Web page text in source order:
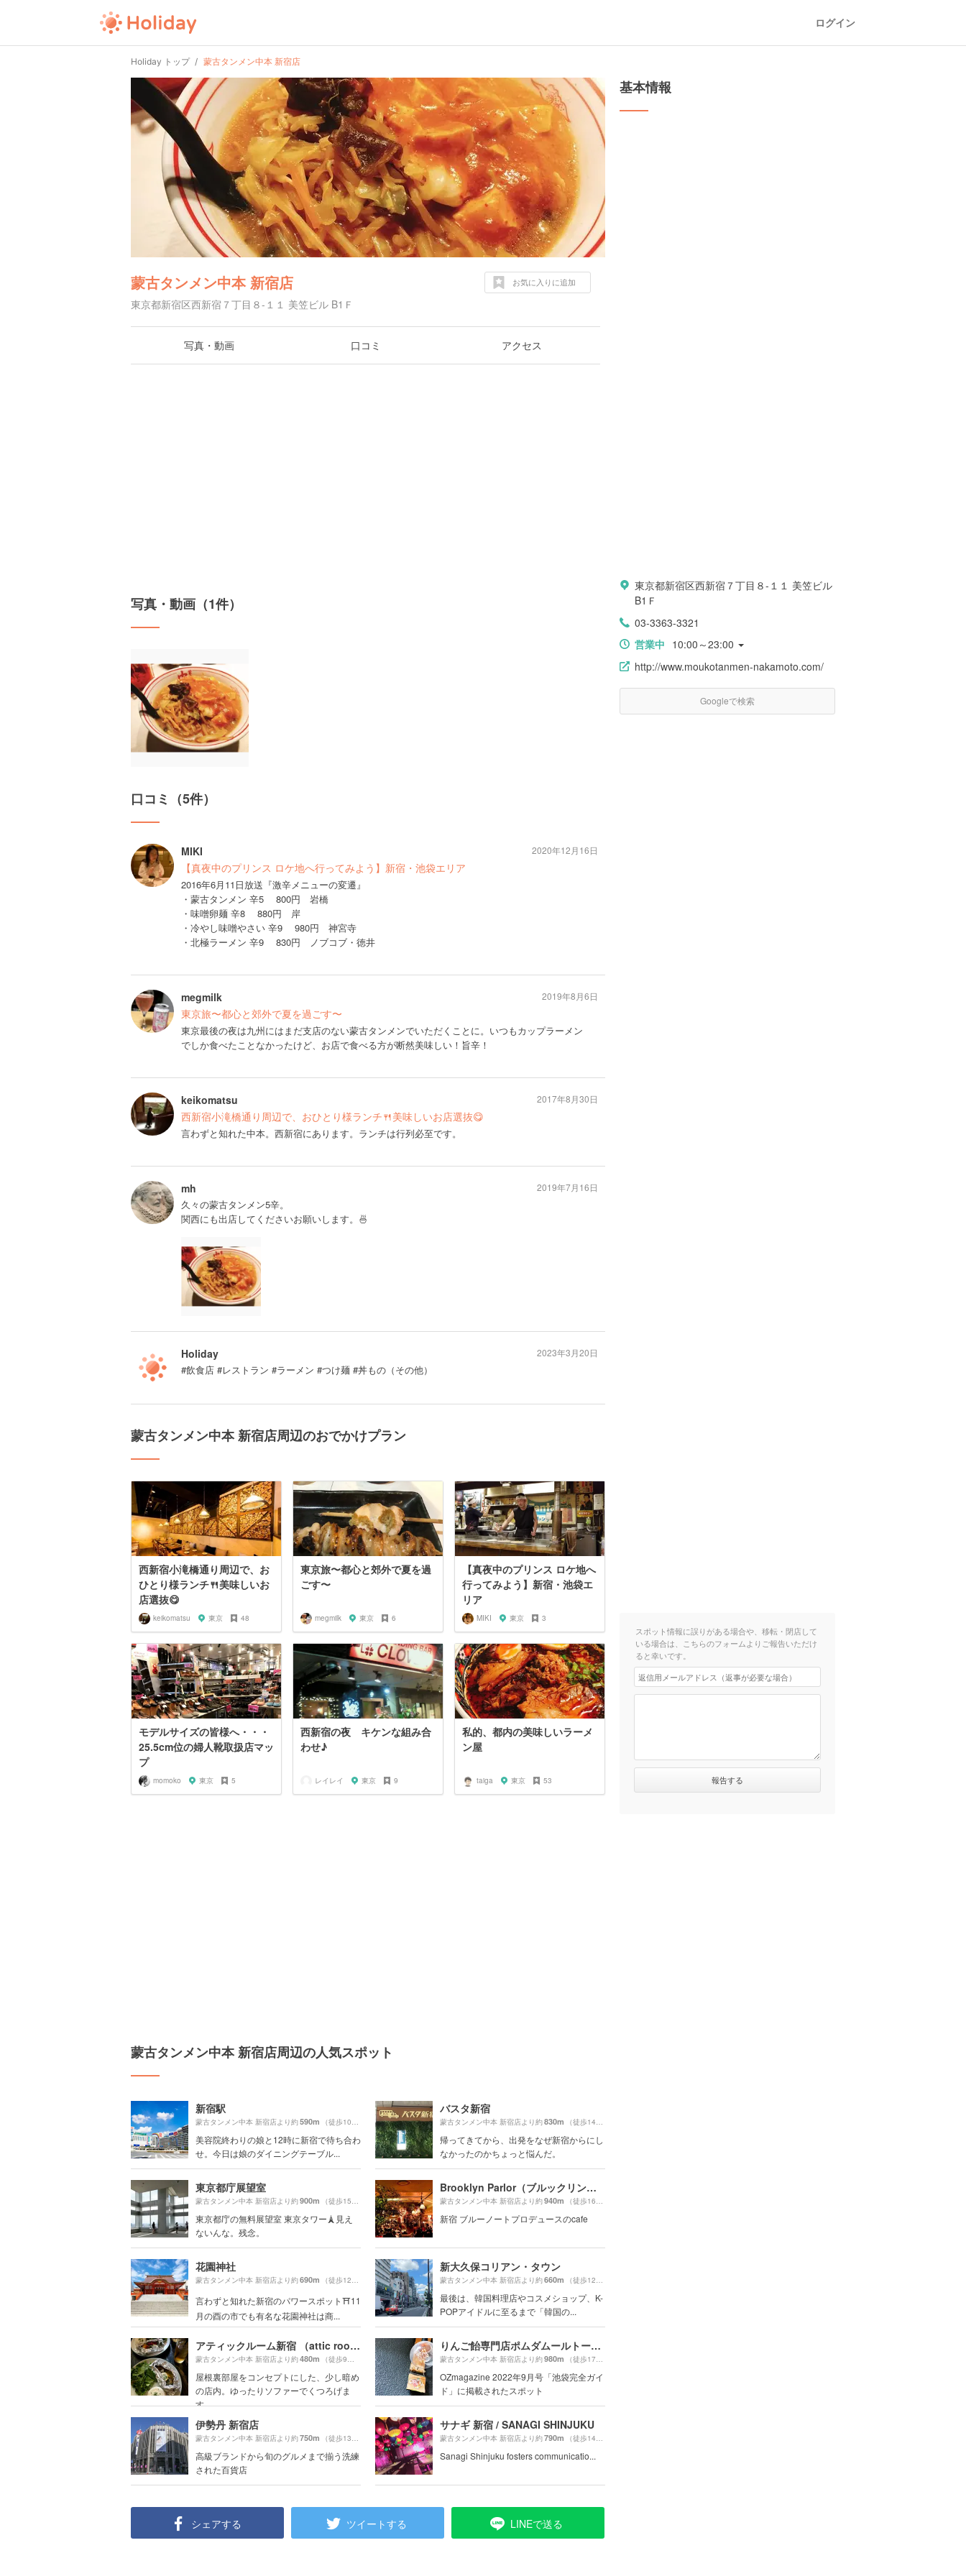
ログイン
Holiday トップ 蒙古タンメン中本 新宿店
蒙古タンメン中本 新宿店
東京都新宿区西新宿７丁目８-１１ 美笠ビル B1Ｆ
お気に入りに追加
写真・動画 口コミ アクセス
写真・動画（1件）
口コミ（5件）
MIKI
【真夜中のプリンス ロケ地へ行ってみよう】新宿・池袋エリア
2016年6月11日放送『激辛メニューの変遷』
・蒙古タンメン 辛5 800円 岩橋
・味噌卵麺 辛8 880円 岸
・冷やし味噌やさい 辛9 980円 神宮寺
・北極ラーメン 辛9 830円 ノブコブ・徳井
2020年12月16日
megmilk
東京旅〜都心と郊外で夏を過ごす〜
東京最後の夜は九州にはまだ支店のない蒙古タンメンでいただくことに。いつもカップラーメン
でしか食べたことなかったけど、お店で食べる方が断然美味しい！旨辛！
2019年8月6日
keikomatsu
西新宿小滝橋通り周辺で、おひとり様ランチ🍴美味しいお店選抜😋
言わずと知れた中本。西新宿にあります。ランチは行列必至です。
2017年8月30日
mh
久々の蒙古タンメン5辛。
関西にも出店してくださいお願いします。🍜
2019年7月16日
Holiday
#飲食店 #レストラン #ラーメン #つけ麺 #丼もの（その他）
2023年3月20日
蒙古タンメン中本 新宿店周辺のおでかけプラン
西新宿小滝橋通り周辺で、お
ひとり様ランチ🍴美味しいお
店選抜😋
keikomatsu 東京 48
東京旅〜都心と郊外で夏を過
ごす〜
megmilk 東京 6
【真夜中のプリンス ロケ地へ
行ってみよう】新宿・池袋エ
リア
MIKI 東京 3
モデルサイズの皆様へ・・・
25.5cm位の婦人靴取扱店マッ
プ
momoko 東京 5
西新宿の夜 キケンな組み合
わせ♪
レイレイ 東京 9
私的、都内の美味しいラーメ
ン屋
taiga 東京 53
蒙古タンメン中本 新宿店周辺の人気スポット
新宿駅
蒙古タンメン中本 新宿店より約590m （徒歩10分）
美容院終わりの娘と12時に新宿で待ち合わ
せ。今日は娘のダイニングテーブル...
バスタ新宿
蒙古タンメン中本 新宿店より約830m （徒歩14分）
帰ってきてから、出発をなぜ新宿からにし
なかったのかちょっと悩んだ。
東京都庁展望室
蒙古タンメン中本 新宿店より約900m （徒歩15分）
東京都庁の無料展望室 東京タワー🗼見え
ないんな。残念。
Brooklyn Parlor（ブルックリンパーラー）
蒙古タンメン中本 新宿店より約940m （徒歩16分）
新宿 ブルーノートプロデュースのcafe
花園神社
蒙古タンメン中本 新宿店より約690m （徒歩12分）
言わずと知れた新宿のパワースポット⛩11
月の酉の市でも有名な花園神社は商...
新大久保コリアン・タウン
蒙古タンメン中本 新宿店より約660m （徒歩12分）
最後は、韓国料理店やコスメショップ、K-
POPアイドルに至るまで「韓国の...
アティックルーム新宿 （attic room SHINJUKU）
蒙古タンメン中本 新宿店より約480m （徒歩9分）
屋根裏部屋をコンセプトにした、少し暗め
の店内。ゆったりソファーでくつろげま
す。
りんご飴専門店ポムダムールトーキョー
蒙古タンメン中本 新宿店より約980m （徒歩17分）
OZmagazine 2022年9月号「池袋完全ガイ
ド」に掲載されたスポット
伊勢丹 新宿店
蒙古タンメン中本 新宿店より約750m （徒歩13分）
高級ブランドから旬のグルメまで揃う洗練
された百貨店
サナギ 新宿 / SANAGI SHINJUKU
蒙古タンメン中本 新宿店より約790m （徒歩14分）
Sanagi Shinjuku fosters communicatio...
シェアする ツイートする LINEで送る
基本情報
東京都新宿区西新宿７丁目８-１１ 美笠ビル
B1Ｆ
03-3363-3321
営業中 10:00～23:00
http://www.moukotanmen-nakamoto.com/
Googleで検索
スポット情報に誤りがある場合や、移転・閉店して
いる場合は、こちらのフォームよりご報告いただけ
ると幸いです。